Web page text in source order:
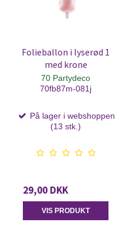
Folieballon i lyserød 1
med krone
70 Partydeco
70fb87m-081j
På lager i webshoppen
(13 stk.)
29,00 DKK
VIS PRODUKT